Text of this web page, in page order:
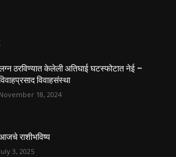
ठरविण्यात केलेली अतिघाई घटस्फोटात नेई –
विवाहसंस्था
November 18, 2024
राशीभविष्य
July 3, 2025